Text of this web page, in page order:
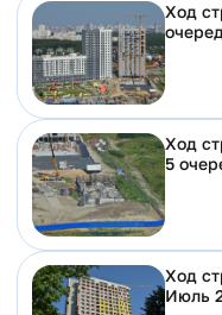
Ход
Ход
5
Ход
Июль